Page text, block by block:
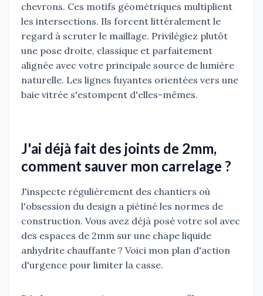
chevrons. Ces motifs géométriques multiplient
les intersections. Ils forcent littéralement le
regard à scruter le maillage. Privilégiez plutôt
une pose droite, classique et parfaitement
alignée avec votre principale source de lumière
naturelle. Les lignes fuyantes orientées vers une
baie vitrée s'estompent d'elles-mêmes.
J'ai déjà fait des joints de 2mm,
comment sauver mon carrelage ?
J'inspecte régulièrement des chantiers où
l'obsession du design a piétiné les normes de
construction. Vous avez déjà posé votre sol avec
des espaces de 2mm sur une chape liquide
anhydrite chauffante ? Voici mon plan d'action
d'urgence pour limiter la casse.